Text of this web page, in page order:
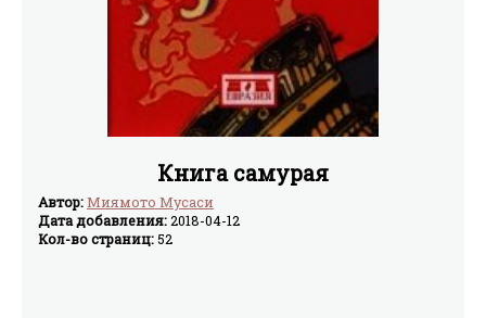
Книга самурая
Автор:Миямото Мусаси
Дата добавления:2018-04-12
Кол-во страниц: 52